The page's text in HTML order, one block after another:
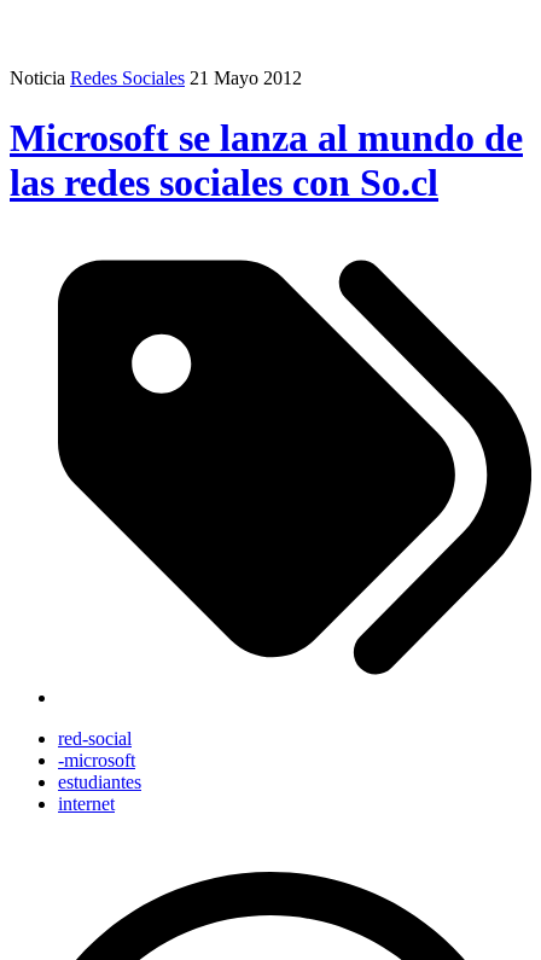
Noticia Redes Sociales 21 Mayo 2012
Microsoft se lanza al mundo de
las redes sociales con So.cl
red-social
-microsoft
estudiantes
internet